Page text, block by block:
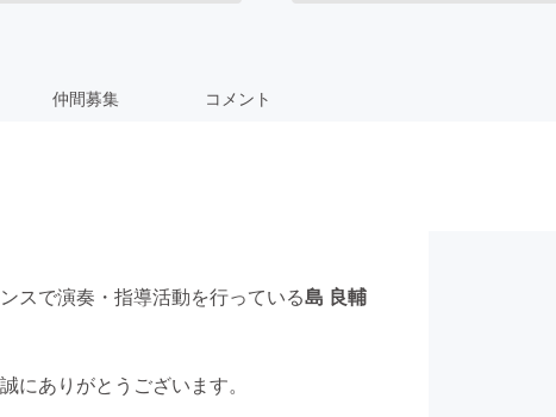
仲間募集 コメント
スで演奏・指導活動を行っている島 良輔
にありがとうございます。